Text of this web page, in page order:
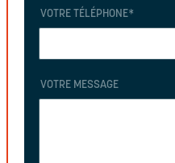
VOTRE TÉLÉPHONE*
VOTRE MESSAGE